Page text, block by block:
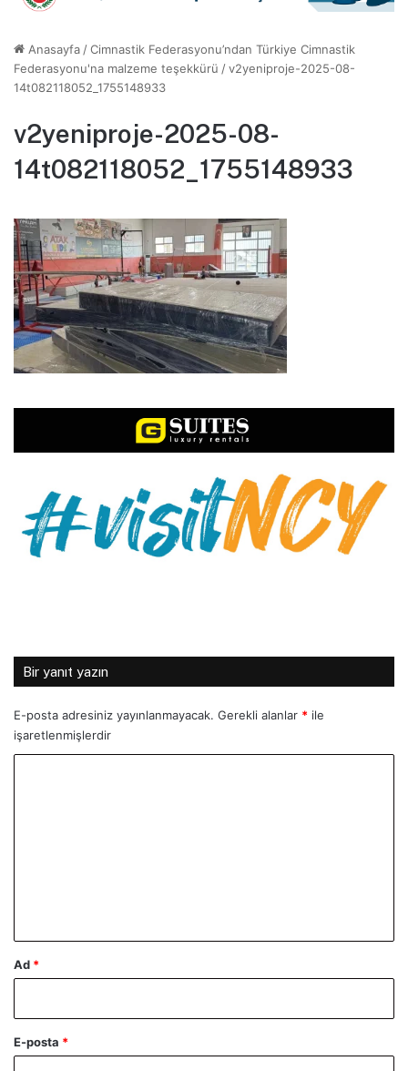
Anasayfa /Cimnastik Federasyonu’ndan Türkiye Cimnastik
Federasyonu'na malzeme teşekkürü /v2yeniproje-2025-08-
14t082118052_1755148933
v2yeniproje-2025-08-
14t082118052_1755148933
Bir yanıt yazın
E-posta adresiniz yayınlanmayacak. Gerekli alanlar * ile
işaretlenmişlerdir
Ad *
E-posta *